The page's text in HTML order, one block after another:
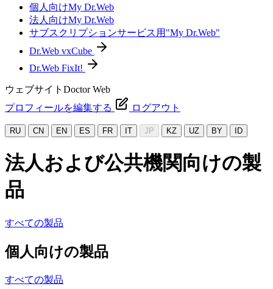
個人向けMy Dr.Web
法人向けMy Dr.Web
サブスクリプションサービス用"My Dr.Web"
Dr.Web vxCube
Dr.Web FixIt!
ウェブサイトDoctor Web
プロフィールを編集する
ログアウト
RU CN EN ES FR IT JP KZ UZ BY ID
法人および公共機関向けの製
品
すべての製品
個人向けの製品
すべての製品